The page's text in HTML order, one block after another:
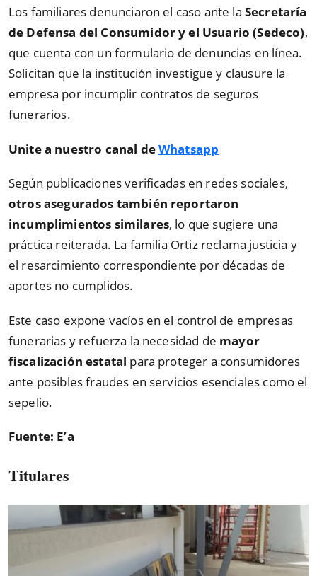
Los familiares denunciaron el caso ante la Secretaría
de Defensa del Consumidor y el Usuario (Sedeco),
que cuenta con un formulario de denuncias en línea.
Solicitan que la institución investigue y clausure la
empresa por incumplir contratos de seguros
funerarios.
Unite a nuestro canal deWhatsapp
Según publicaciones verificadas en redes sociales,
otros asegurados también reportaron
incumplimientos similares, lo que sugiere una
práctica reiterada. La familia Ortiz reclama justicia y
el resarcimiento correspondiente por décadas de
aportes no cumplidos.
Este caso expone vacíos en el control de empresas
funerarias y refuerza la necesidad de mayor
fiscalización estatal para proteger a consumidores
ante posibles fraudes en servicios esenciales como el
sepelio.
Fuente: E’a
Titulares